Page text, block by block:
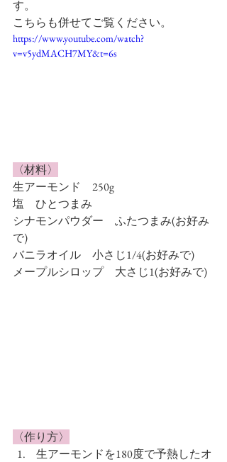
す。
こちらも併せてご覧ください。
https://www.youtube.com/watch?
v=v5ydMACH7MY&t=6s
〈材料〉
生アーモンド　250g
塩　ひとつまみ
シナモンパウダー　ふたつまみ(お好み
で)
バニラオイル　小さじ1/4(お好みで)
メープルシロップ　大さじ1(お好みで)
〈作り方〉